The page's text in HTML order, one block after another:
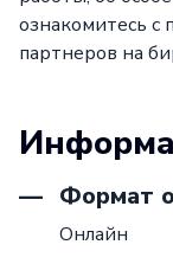
ознакомитесь
партнеров на
Формат
Онлайн